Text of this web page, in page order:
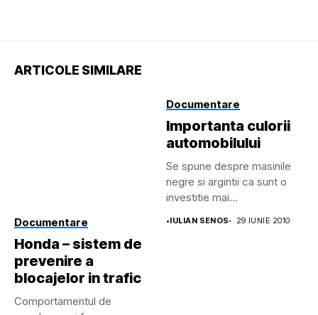
ARTICOLE SIMILARE
Documentare
Honda – sistem de
prevenire a
blocajelor in trafic
Comportamentul de
Documentare
Importanta culorii
automobilului
Se spune despre masinile
negre si argintii ca sunt o
investitie mai...
•IULIAN SENOS 29 IUNIE 2010